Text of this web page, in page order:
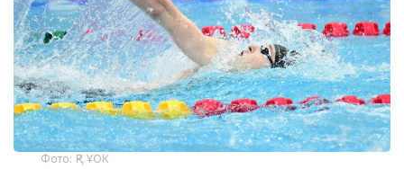
Фото: ҚР ҰОК